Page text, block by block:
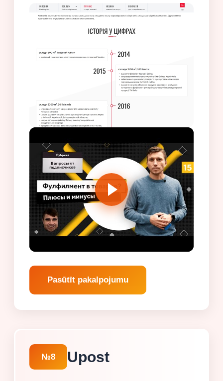
Pasūtīt pakalpojumu
№8 Upost